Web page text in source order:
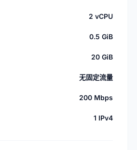
2 vCPU
0.5 GiB
20 GiB
无固定流量
200 Mbps
1 IPv4